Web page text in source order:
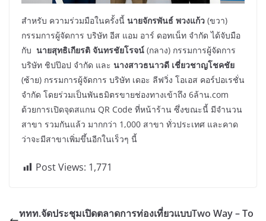
สำหรับ ความร่วมมือในครั้งนี้ นายจักรพันธ์ พวงแก้ว (ขวา)
กรรมการผู้จัดการ บริษัท อีส แอม อาร์ ดอทเน็ท จำกัด ได้จับมือ
กับ นายสุทธิเกียรติ จันทรชัยโรจน์ (กลาง) กรรมการผู้จัดการ
บริษัท​ ชิปป๊อป​ จำกัด และ นางสาวธนาวดี เชี่ยวชาญโชคชัย
(ซ้าย) กรรมการผู้จัดการ บริษัท เดอะ ลีฟวิ่ง โอเอส คอร์ปอเรชั่น
จำกัด โดยร่วมเป็นพันธมิตรขายช่องทางเข้าถึง 6ล้าน.com
ด้วยการเปิดจุดสแกน QR Code ที่หน้าร้าน ซึ่งขณะนี้ มีจำนวน
สาขา รวมกันแล้ว มากกว่า 1,000 สาขา ทั่วประเทศ และคาด
ว่าจะมีสาขาเพิ่มขึ้นอีกในเร็วๆ นี้
Post Views: 1,771
ททท.จัดประชุมเปิดตลาดการท่องเที่ยวแบบTwo Way – To